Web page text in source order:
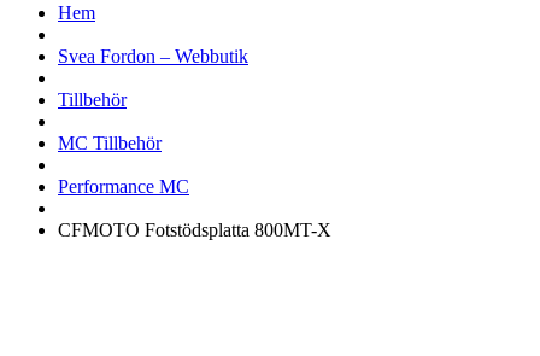
Hem
Svea Fordon – Webbutik
Tillbehör
MC Tillbehör
Performance MC
CFMOTO Fotstödsplatta 800MT-X